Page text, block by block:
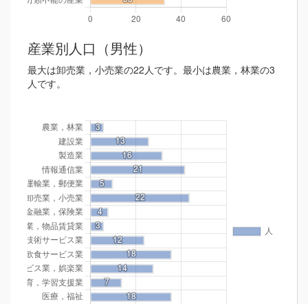
産業別人口（男性）
最大は卸売業，小売業の22人です。最小は農業，林業の3
人です。